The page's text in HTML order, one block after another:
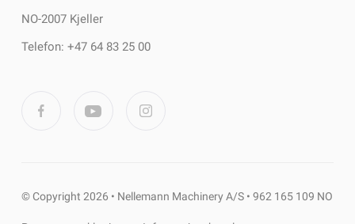
NO-2007 Kjeller
Telefon: +47 64 83 25 00
© Copyright 2026 • Nellemann Machinery A/S • 962 165 109 NO